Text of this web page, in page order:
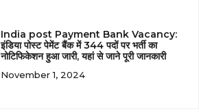
India post Payment Bank Vacancy:
इंडिया पोस्ट पेमेंट बैंक में 344 पदों पर भर्ती का
नोटिफिकेशन हुआ जारी, यहां से जाने पूरी जानकारी
November 1, 2024